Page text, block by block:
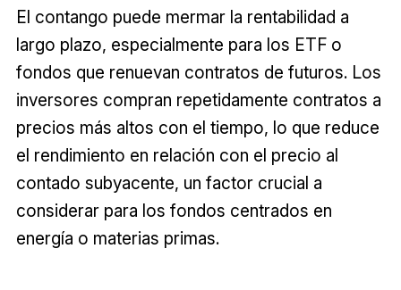
El contango puede mermar la rentabilidad a
largo plazo, especialmente para los ETF o
fondos que renuevan contratos de futuros. Los
inversores compran repetidamente contratos a
precios más altos con el tiempo, lo que reduce
el rendimiento en relación con el precio al
contado subyacente, un factor crucial a
considerar para los fondos centrados en
energía o materias primas.